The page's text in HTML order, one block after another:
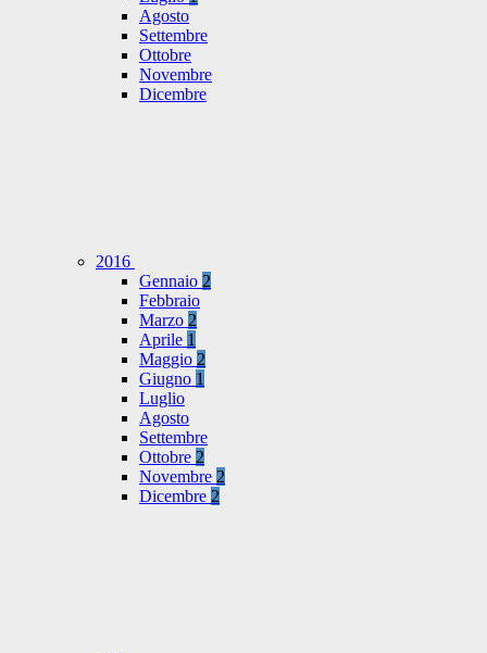
Agosto
Settembre
Ottobre
Novembre
Dicembre
2016
Gennaio 2
Febbraio
Marzo 2
Aprile 1
Maggio 2
Giugno 1
Luglio
Agosto
Settembre
Ottobre 2
Novembre 2
Dicembre 2